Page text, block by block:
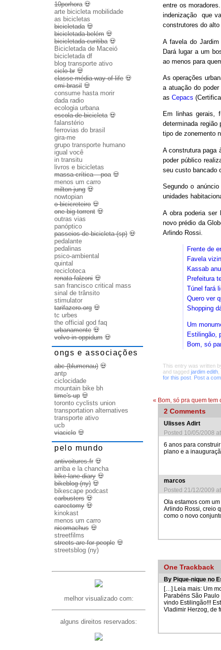
entre os
indenização que
construtores do
A favela do
Dará lugar a um
ao menos para
As operações
a atuação do
as Cepacs
Em linhas gerais,
determinada
tipo de zonemento
A construtura paga
poder público
seu custo bancado
Segundo o
unidades
A obra poderia ser
novo prédio da
Arlindo Rossi.
Frente de
Favela
Kassab
Prefeitura
Túnel fará
Quero ver
Shopping
Um
Estilingão,
Bom, só
This entry was written
and tagged jardim edith
for this post Post a
« Bom, só pra quem tem
2 Comments
Ulisses Adirt
Posted 10/05/2008
6 anos para
plano e a
marcos
Posted 21/12/2009
Ola estamos com
Arlindo Rossi, creio
como o novo
One Trackback
By Pique-nique no
[…] Leia mais: Um
Parabéns São
vindo Estilingão!!!
Vladimir Herzog, de
10porhora💀
arte bicicleta mobilidade
as bicicletas
bicicletada💀
bicicletada belém 💀
bicicletada curitiba💀
Bicicletada de Maceió
bicicletada df
blog transporte ativo
ciclo br 💀
classe média way of life 💀
cmi brasil 💀
consume hasta morir
dada radio
ecologia urbana
escola de bicicleta💀
falanstério
ferrovias do brasil
gira-me
grupo transporte humano
igual você
in transitu
livros e bicicletas
massa crítica – poa💀
menos um carro
milton jung 💀
nowtopian
o bicicreteiro 💀
one big torrent 💀
outras vias
panóptico
passeios de bicicleta (sp) 💀
pedalante
pedalinas
psico-ambiental
quintal
recicloteca
renata falzoni 💀
san francisco critical mass
sinal de trânsito
stimulator
tarifazero.org 💀
tc urbes
the official god faq
urbanamente 💀
volvo in oppidum 💀
ongs e associações
abc (blumenau) 💀
antp
ciclocidade
mountain bike bh
time's up 💀
toronto cyclists union
transportation alternatives
transporte ativo
ucb
viaciclo 💀
pelo mundo
antivoitures.fr 💀
arriba e la chancha
bike lane diary 💀
bikeblog (ny) 💀
bikescape podcast
carbusters 💀
carectomy 💀
kinokast
menos um carro
nicomachus 💀
streetfilms
streets are for people 💀
streetsblog (ny)
melhor visualizado com:
alguns direitos reservados: